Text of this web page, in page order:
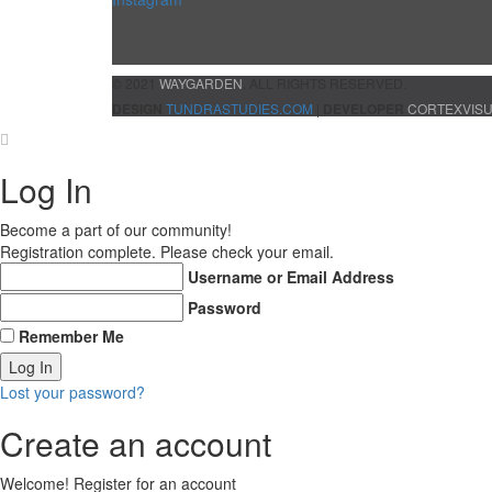
WAYGARDEN
TUNDRASTUDIES.COM
Log In
Become a part of our community!
Registration complete. Please check your email.
Username or Email Address
Password
Remember Me
Lost your password?
Create an account
Welcome! Register for an account